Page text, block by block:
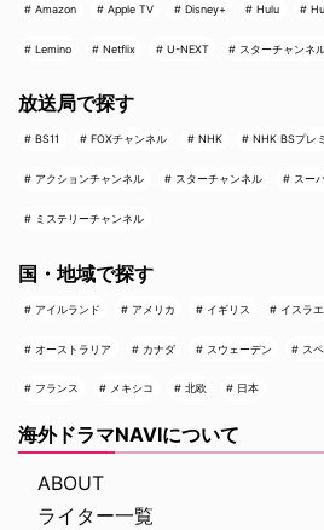
Amazon Apple TV Disney+ Hulu
Lemino Netflix U-NEXT スターチャンネ
放送局で探す
BS11 FOXチャンネル NHK NHK BSプレ
アクションチャンネル スターチャンネル スー
ミステリーチャンネル
国・地域で探す
アイルランド アメリカ イギリス イスラ
オーストラリア カナダ スウェーデン ス
フランス メキシコ 北欧 日本
海外ドラマNAVIについて
ABOUT
ライター一覧